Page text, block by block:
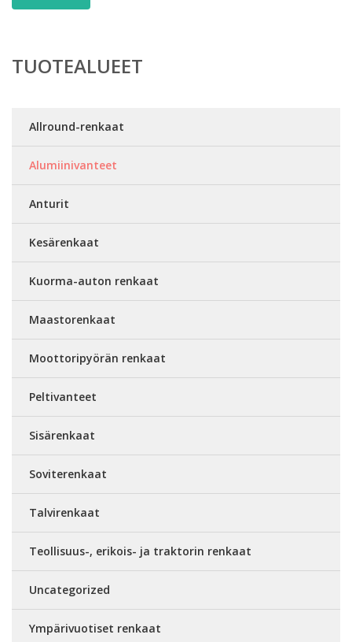
TUOTEALUEET
Allround-renkaat
Alumiinivanteet
Anturit
Kesärenkaat
Kuorma-auton renkaat
Maastorenkaat
Moottoripyörän renkaat
Peltivanteet
Sisärenkaat
Soviterenkaat
Talvirenkaat
Teollisuus-, erikois- ja traktorin renkaat
Uncategorized
Ympärivuotiset renkaat